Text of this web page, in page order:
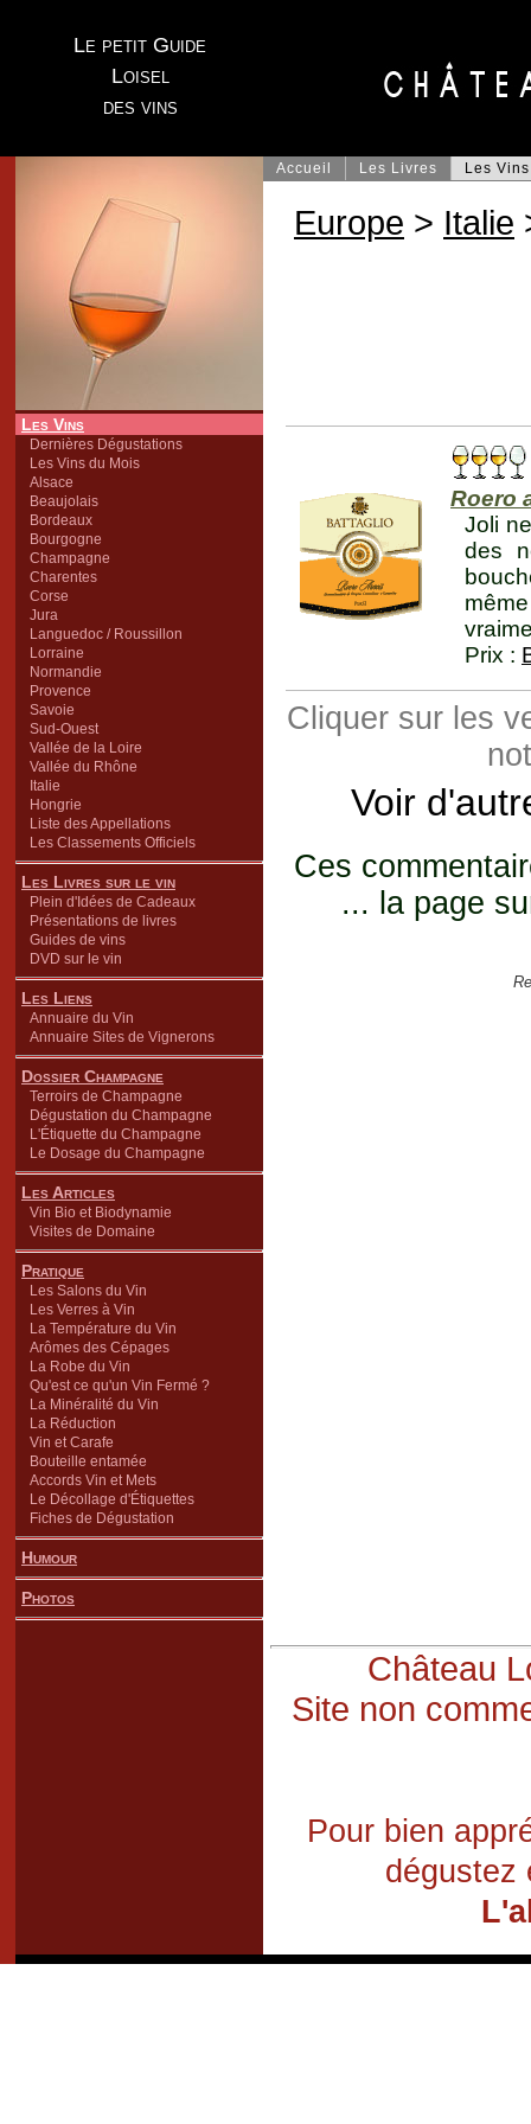
Le petit Guide
Loisel
des vins
Les Vins
Dernières Dégustations
Les Vins du Mois
Alsace
Beaujolais
Bordeaux
Bourgogne
Champagne
Charentes
Corse
Jura
Languedoc / Roussillon
Lorraine
Normandie
Provence
Savoie
Sud-Ouest
Vallée de la Loire
Vallée du Rhône
Italie
Hongrie
Liste des Appellations
Les Classements Officiels
Les Livres sur le vin
Plein d'Idées de Cadeaux
Présentations de livres
Guides de vins
DVD sur le vin
Les Liens
Annuaire du Vin
Annuaire Sites de Vignerons
Dossier Champagne
Terroirs de Champagne
Dégustation du Champagne
L'Étiquette du Champagne
Le Dosage du Champagne
Les Articles
Vin Bio et Biodynamie
Visites de Domaine
Pratique
Les Salons du Vin
Les Verres à Vin
La Température du Vin
Arômes des Cépages
La Robe du Vin
Qu'est ce qu'un Vin Fermé ?
La Minéralité du Vin
La Réduction
Vin et Carafe
Bouteille entamée
Accords Vin et Mets
Le Décollage d'Étiquettes
Fiches de Dégustation
Humour
Photos
Accueil Les Livres Les Vins
Europe > Italie
Roero
Joli
des
Prix :
Cliquer sur les
Voir
Ces
... la page
Château
Site non
Pour bien
dégustez